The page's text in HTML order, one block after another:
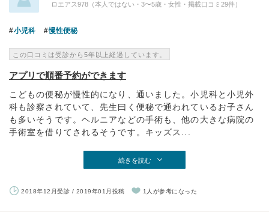
ロエアス978（本人ではない・3〜5歳・女性・掲載口コミ29件）
小児科 慢性便秘
この口コミは受診から5年以上経過しています。
アプリで順番予約ができます
こどもの便秘が慢性的になり、通いました。小児科と小児外
科も診察されていて、先生曰く便秘で通われているお子さん
も多いそうです。ヘルニアなどの手術も、他の大きな病院の
手術室を借りてされるそうです。キッズス...
続きを読む
2018年12月受診 / 2019年01月投稿 1人が参考になった